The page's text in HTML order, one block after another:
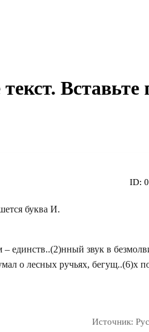
ID:
буква И.
– единств..(2)нный звук в
о лесных ручьях, бегущ..(6)х
Источник: